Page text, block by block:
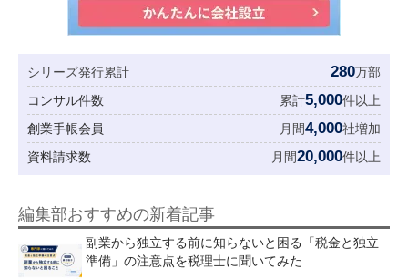
シリーズ発行累計 280万部
コンサル件数
累計5,000件以上
創業手帳会員
月間4,000社増加
資料請求数
月間20,000件以上
編集部おすすめの新着記事
副業から独立する前に知らないと困る「税金と独立
準備」の注意点を税理士に聞いてみた